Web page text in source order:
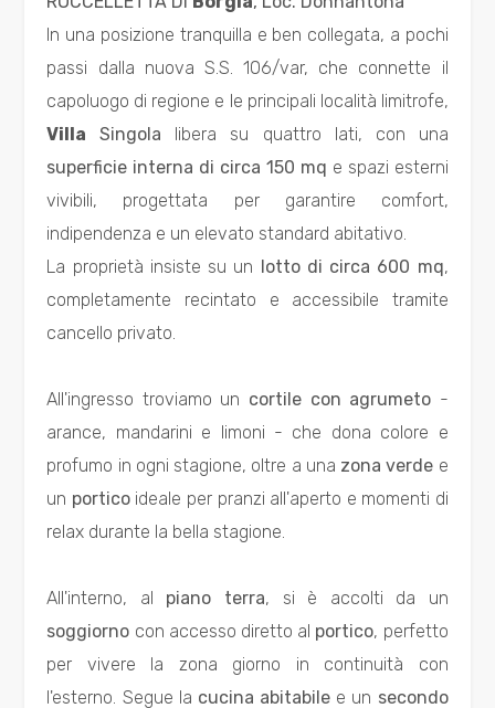
In una posizione tranquilla e ben collegata, a pochi
passi dalla nuova S.S. 106/var, che connette il
capoluogo di regione e le principali località limitrofe,
Villa Singola libera su quattro lati, con una
superficie interna di circa 150 mq e spazi esterni
vivibili, progettata per garantire comfort,
indipendenza e un elevato standard abitativo.
La proprietà insiste su un lotto di circa 600 mq,
completamente recintato e accessibile tramite
cancello privato.
All'ingresso troviamo un cortile con agrumeto -
arance, mandarini e limoni - che dona colore e
profumo in ogni stagione, oltre a una zona verde e
un porticoideale per pranzi all'aperto e momenti di
relax durante la bella stagione.
All'interno, al piano terra, si è accolti da un
soggiorno con accesso diretto al portico, perfetto
per vivere la zona giorno in continuità con
l'esterno. Segue la cucina abitabile e un secondo
Residenziali
Commerciali
Industriali
Prezzo
Totale
mq